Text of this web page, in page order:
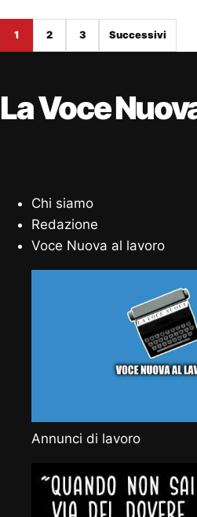
1 2 3 Successivi
La Voce
Chi siamo
Redazione
Voce Nuova al lavoro
Annunci di lavoro